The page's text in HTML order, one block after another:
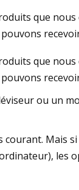
que
que
ou un
courant. Mais
les